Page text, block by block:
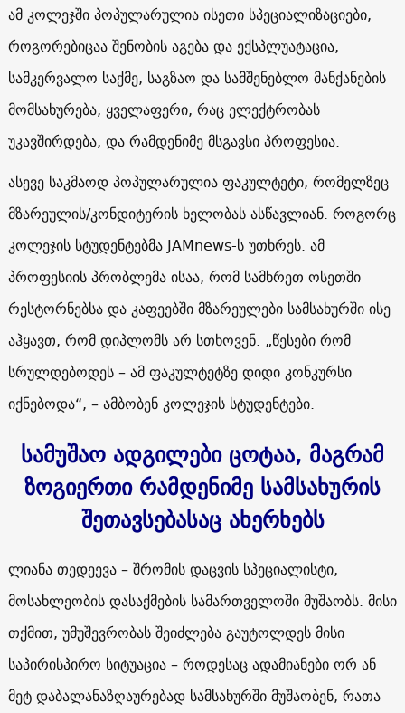
ამ კოლეჯში პოპულარულია ისეთი სპეციალიზაციები,
როგორებიცაა შენობის აგება და ექსპლუატაცია,
სამკერვალო საქმე, საგზაო და სამშენებლო მანქანების
მომსახურება, ყველაფერი, რაც ელექტრობას
უკავშირდება, და რამდენიმე მსგავსი პროფესია.
ასევე საკმაოდ პოპულარულია ფაკულტეტი, რომელზეც
მზარეულის/კონდიტერის ხელობას ასწავლიან. როგორც
კოლეჯის სტუდენტებმა JAMnews-ს უთხრეს. ამ
პროფესიის პრობლემა ისაა, რომ სამხრეთ ოსეთში
რესტორნებსა და კაფეებში მზარეულები სამსახურში ისე
აჰყავთ, რომ დიპლომს არ სთხოვენ. „წესები რომ
სრულდებოდეს – ამ ფაკულტეტზე დიდი კონკურსი
იქნებოდა“, – ამბობენ კოლეჯის სტუდენტები.
სამუშაო ადგილები ცოტაა, მაგრამ
ზოგიერთი რამდენიმე სამსახურის
შეთავსებასაც ახერხებს
ლიანა თედეევა – შრომის დაცვის სპეციალისტი,
მოსახლეობის დასაქმების სამართველოში მუშაობს. მისი
თქმით, უმუშევრობას შეიძლება გაუტოლდეს მისი
საპირისპირო სიტუაცია – როდესაც ადამიანები ორ ან
მეტ დაბალანაზღაურებად სამსახურში მუშაობენ, რათა